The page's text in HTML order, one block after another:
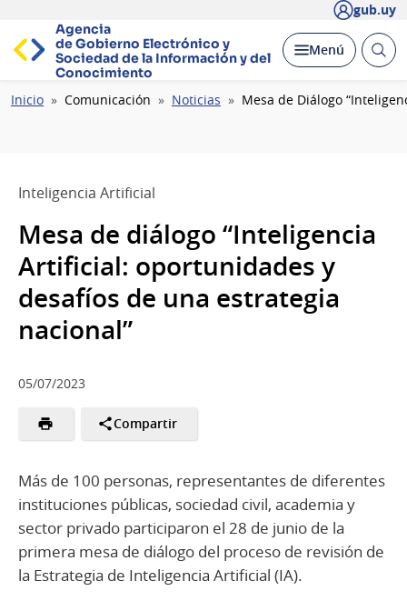
gub.uy
Agencia
de Gobierno Electrónico y
Sociedad de la Información y del
Conocimiento
Desplegar
Menú Abrir
Ruta
Inicio Comunicación Noticias Mesa de Diálogo
Inteligencia Artificial
Mesa de diálogo “Inteligencia
Artificial: oportunidades y
desafíos de una estrategia
nacional”
05/07/2023
Compartir
Más de 100 personas, representantes de diferentes
instituciones públicas, sociedad civil, academia y
sector privado participaron el 28 de junio de la
primera mesa de diálogo del proceso de revisión de
la Estrategia de Inteligencia Artificial (IA).